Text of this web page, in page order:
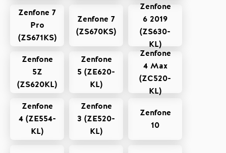
Zenfone 7
Pro
(ZS671KS)
Zenfone 7
(ZS670KS)
Zenfone
6 2019
(ZS630-
KL)
Zenfone
5Z
(ZS620KL)
Zenfone
5 (ZE620-
KL)
Zenfone
4 Max
(ZC520-
KL)
Zenfone
4 (ZE554-
KL)
Zenfone
3 (ZE520-
KL)
Zenfone
10